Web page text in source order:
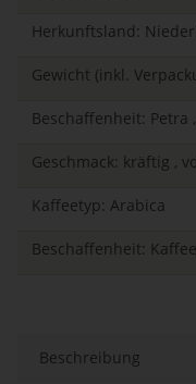
Herkunftsland:
Gewicht (inkl.
Beschaffenheit: Petra
Geschmack: kräftig ,
Kaffeetyp: Arabica
Beschaffenheit:
Beschreibung